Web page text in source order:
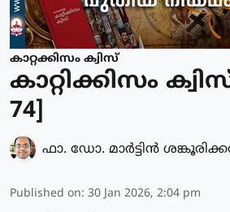
കാറ്റക്കിസം ക്വിസ്
കാറ്റിക്കിസം
74]
ഫാ. ഡോ. മാര്‍ട്ടിന്‍
Published on: 30 Jan 2026, 2:04 pm